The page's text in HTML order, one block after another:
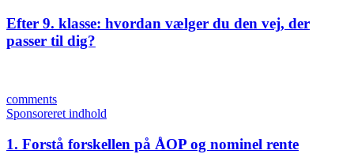
Efter 9. klasse: hvordan vælger du den vej, der
passer til dig?
comments
Sponsoreret indhold
1. Forstå forskellen på ÅOP og nominel rente